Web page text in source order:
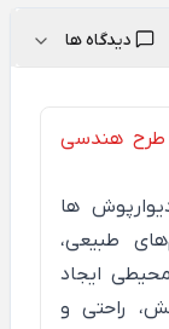
دیدگاه ها
طرح هندسی
ها
طبیعی،
ایجاد
راحتی و